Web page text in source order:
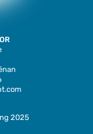
2025